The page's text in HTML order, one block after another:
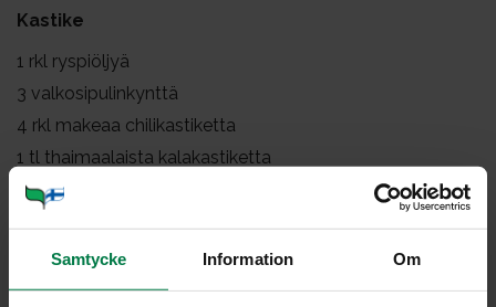
Samtycke Information Om
Kastike
1 rkl ryspiöljyä
3 valkosipulinkynttä
4 rkl makeaa chilikastiketta
1 tl thaimaalaista kalakastiketta
3rkl soijakastiketta
dl suolapähkinöitä
(suolaa)